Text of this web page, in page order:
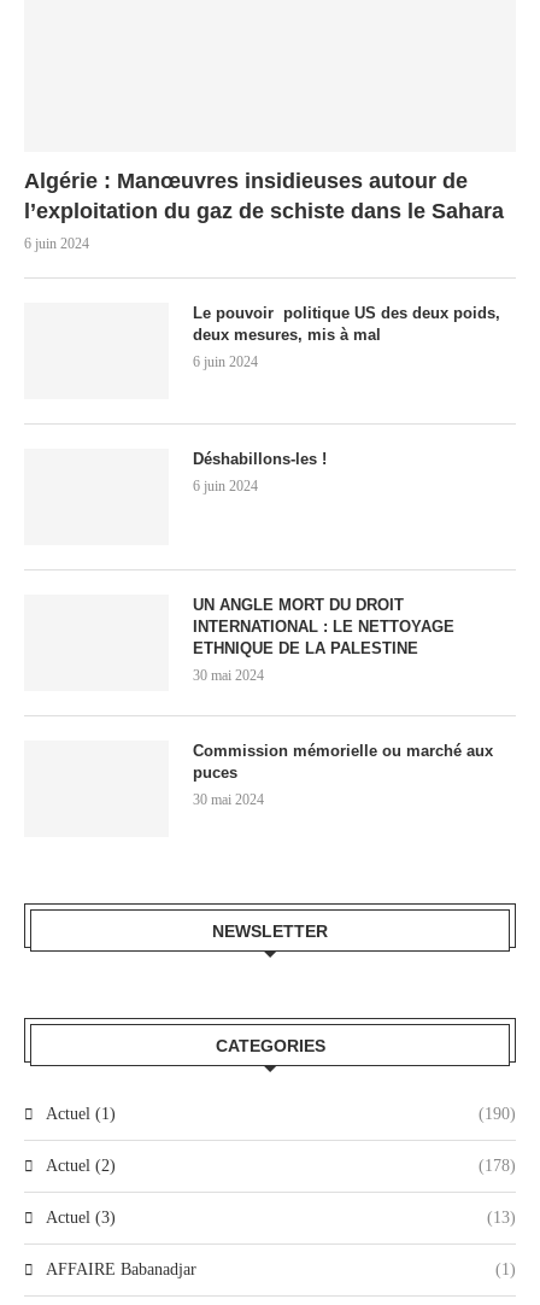
Algérie : Manœuvres insidieuses autour de
l’exploitation du gaz de schiste dans le Sahara
6 juin 2024
Le pouvoir politique US des deux poids,
deux mesures, mis à mal
6 juin 2024
Déshabillons-les !
6 juin 2024
UN ANGLE MORT DU DROIT
INTERNATIONAL : LE NETTOYAGE
ETHNIQUE DE LA PALESTINE
30 mai 2024
Commission mémorielle ou marché aux
puces
30 mai 2024
NEWSLETTER
CATEGORIES
Actuel (1) (190)
Actuel (2) (178)
Actuel (3) (13)
AFFAIRE Babanadjar (1)